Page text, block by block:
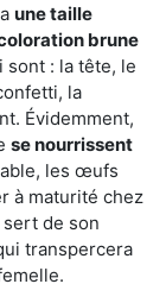
une taille
brune
: la tête, le
la
Évidemment,
se nourrissent
les œufs
à maturité chez
de son
transpercera